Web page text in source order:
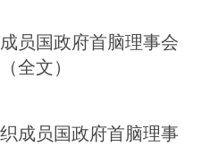
员国政府首脑理事会
全文）
成员国政府首脑理事